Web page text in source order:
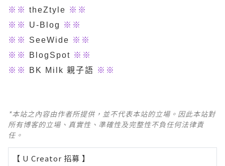
※※ theZtyle ※※
※※
U-Blog
※※
※※ SeeWide ※※
※※
BlogSpot ※※
※※
BK Milk 親子語 ※※
*本站之內容由作者所提供，並不代表本站的立場。因此本站對
所有博客的立場、真實性、準確性及完整性不負任何法律責
任。
【 U Creator 招募 】